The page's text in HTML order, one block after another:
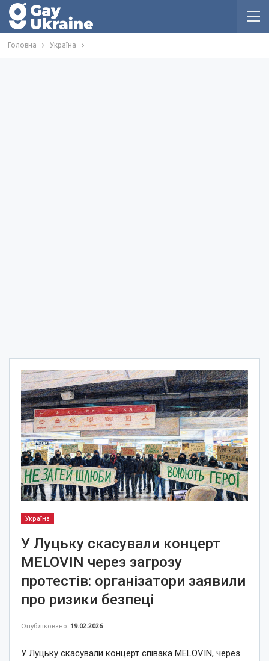
Головна Україна
Україна
У Луцьку скасували концерт
MELOVIN через загрозу
протестів: організатори заявили
про ризики безпеці
Опубліковано 19.02.2026
У Луцьку скасували концерт співака MELOVIN, через